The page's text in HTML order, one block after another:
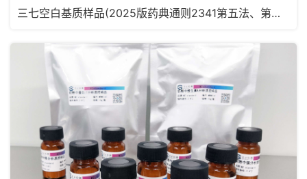
三七空白基质样品(2025版药典通则2341第五法、第六法)MRM2182